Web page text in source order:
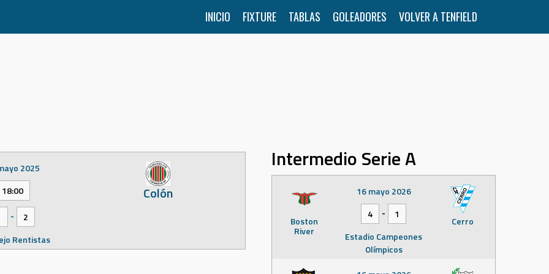
INICIO FIXTURE TABLAS GOLEADORES VOLVER A TENFIELD
Colón
2025
18:00
-
2
Rentistas
Intermedio Serie A
Boston
River
Cerro
16 mayo 2026
4
-
1
Estadio Campeones
Olímpicos